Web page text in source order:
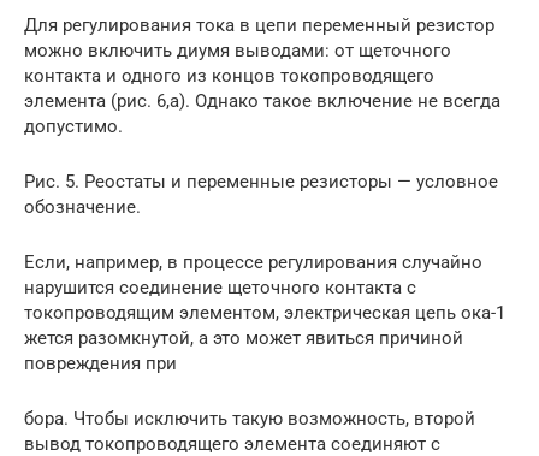
Для регулирования тока в цепи переменный резистор
можно включить диумя выводами: от щеточного
контакта и одного из концов токопроводящего
элемента (рис. 6,а). Однако такое включение не всегда
допустимо.
Рис. 5. Реостаты и переменные резисторы — условное
обозначение.
Если, например, в процессе регулирования случайно
нарушится соединение щеточного контакта с
токопроводящим элементом, электрическая цепь ока-1
жется разомкнутой, а это может явиться причиной
повреждения при
бора. Чтобы исключить такую возможность, второй
вывод токопроводящего элемента соединяют с